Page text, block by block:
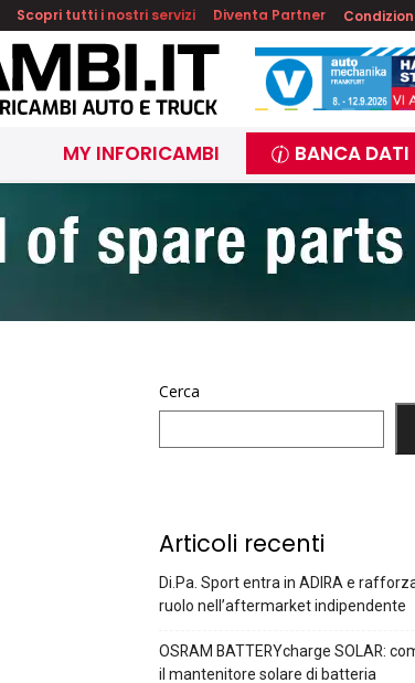
Scopri tutti i nostri servizi Diventa Partner
MY INFORICAMBI BANCA DATI
Cerca
Articoli recenti
Di.Pa. Sport entra in ADIRA e
ruolo nell’aftermarket indipendente
OSRAM BATTERYcharge SOLAR:
il mantenitore solare di batteria